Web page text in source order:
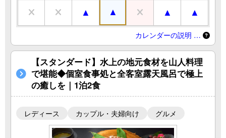
カレンダーの説明 …
【スタンダード】水上の地元食材を山人料理
で堪能◆個室食事処と全客室露天風呂で極上
の癒しを｜1泊2食
レディース カップル・夫婦向け グルメ